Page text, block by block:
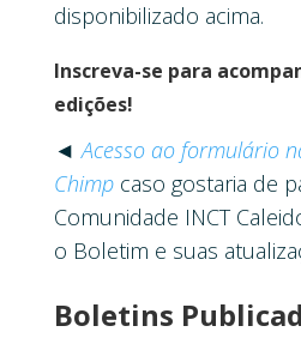
disponibilizado acima.
Inscreva-se para
edições!
◄Acesso ao formulário
Chimpcaso gostaria de
Comunidade INCT
o Boletim e suas
Boletins